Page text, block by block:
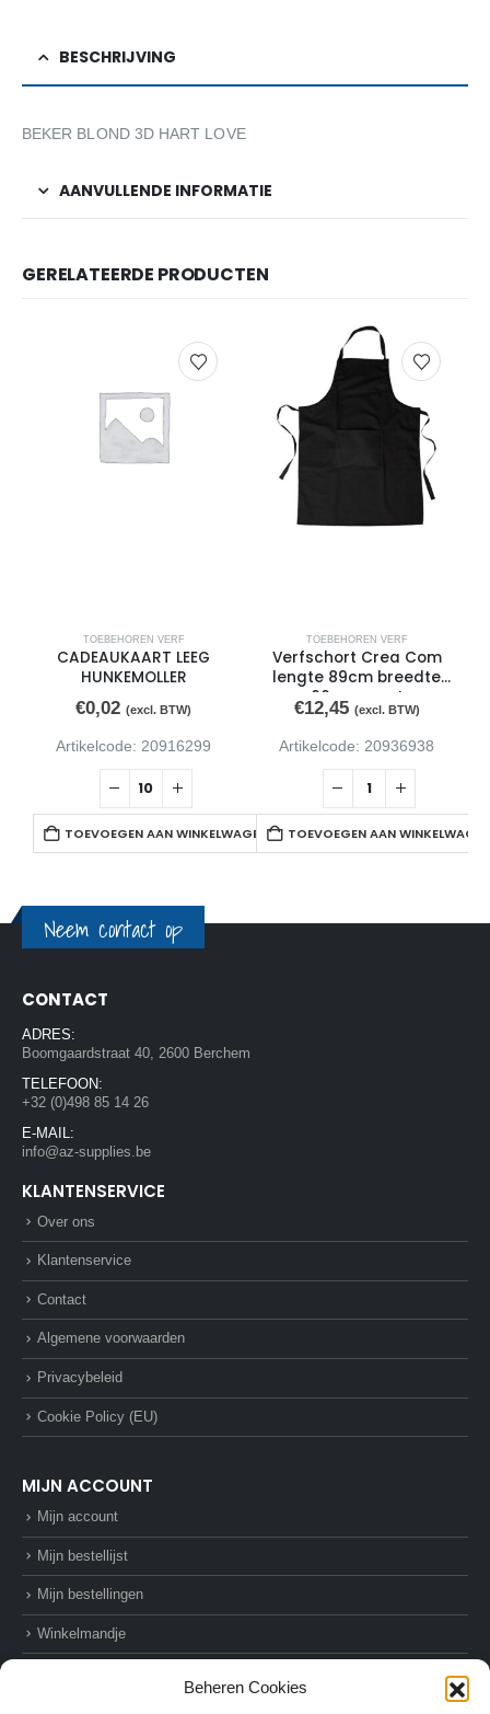
Beheren Cookies
BESCHRIJVING
BEKER BLOND 3D HART LOVE
AANVULLENDE INFORMATIE
GERELATEERDE PRODUCTEN
TOEBEHOREN VERF
CADEAUKAART LEEG
HUNKEMOLLER
€0,02 (excl. BTW)
Artikelcode: 20916299
TOEVOEGEN AAN WINKELWAGEN
TOEBEHOREN VERF
Verfschort Crea Com
lengte 89cm breedte
66cm zwart
€12,45 (excl. BTW)
Artikelcode: 20936938
TOEVOEGEN AAN
Neem contact op
CONTACT
ADRES:
Boomgaardstraat 40, 2600 Berchem
TELEFOON:
+32 (0)498 85 14 26
E-MAIL:
info@az-supplies.be
KLANTENSERVICE
Over ons
Klantenservice
Contact
Algemene voorwaarden
Privacybeleid
Cookie Policy (EU)
MIJN ACCOUNT
Mijn account
Mijn bestellijst
Mijn bestellingen
Winkelmandje